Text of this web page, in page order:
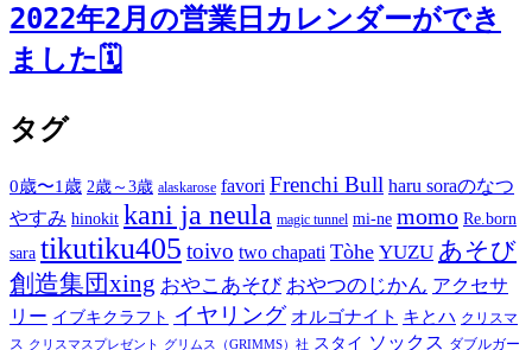
2022年2月の営業日カレンダーができ
ました🗓
タグ
0歳〜1歳 2歳～3歳 alaskarose favori Frenchi Bull haru soraのなつ
やすみ hinokit kani ja neula magic tunnel mi-ne momo Re.born
sara tikutiku405 toivo two chapati Tòhe YUZU あそび
創造集団xing おやこあそび おやつのじかん アクセサ
リー イブキクラフト イヤリング オルゴナイト キとハ クリスマ
ス
クリスマスプレゼント グリムス（GRIMMS）社 スタイ ソックス ダブルガー